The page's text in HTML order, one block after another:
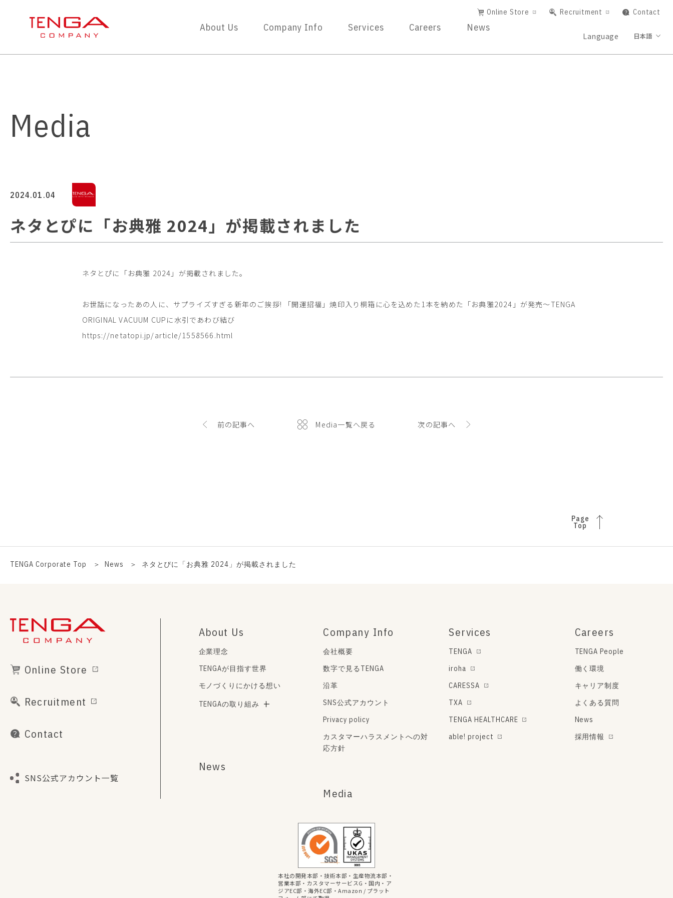
About Us Company Info Services Careers News
Online Store Recruitment Contact
Language 日本語
Media
2024.01.04
ネタとぴに「お典雅 2024」が掲載されました
ネタとぴに「お典雅 2024」が掲載されました。
お世話になったあの人に、サプライズすぎる新年のご挨拶! 「開運招福」焼印入り桐箱に心を込めた1本を納めた「お典雅2024」が発売～TENGA
ORIGINAL VACUUM CUPに水引であわび結び
https://netatopi.jp/article/1558566.html
前の記事へ Media一覧へ戻る 次の記事へ
Page
Top
TENGA Corporate Top News ネタとぴに「お典雅 2024」が掲載されました
Online Store
Recruitment
Contact
SNS公式アカウント一覧
About Us
企業理念
TENGAが目指す世界
モノづくりにかける想い
TENGAの取り組み
News
Company Info
会社概要
数字で見るTENGA
沿革
SNS公式アカウント
Privacy policy
カスタマーハラスメントへの対
応方針
Media
Services
TENGA
iroha
CARESSA
TXA
TENGA HEALTHCARE
able! project
Careers
TENGA People
働く環境
キャリア制度
よくある質問
News
採用情報
本社の開発本部・技術本部・生産物流本部・
営業本部・カスタマーサービスG・国内・ア
ジアEC部・海外EC部・Amazon / プラット